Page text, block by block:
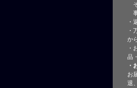
・
・
か
・
品
・
お
退